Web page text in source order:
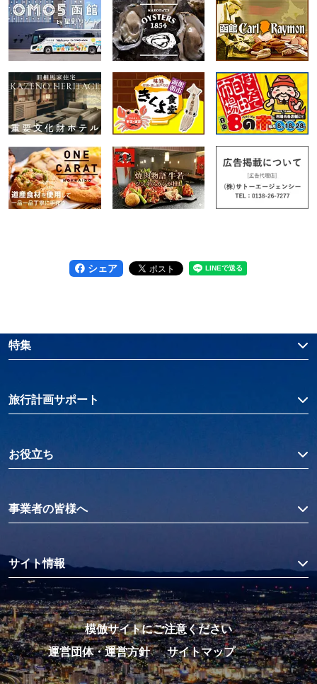
シェア
特集
旅行計画サポート
お役立ち
事業者の皆様へ
サイト情報
模倣サイトにご注意ください
運営団体・運営方針
サイトマップ